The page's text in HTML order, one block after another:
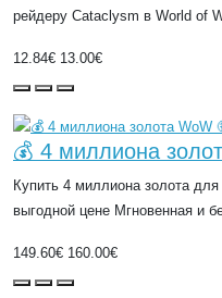
рейдеру Cataclysm в World of
12.84€ 13.00€
💰 4 миллиона
Купить 4 миллиона золота
выгодной цене Мгновенная и
149.60€ 160.00€